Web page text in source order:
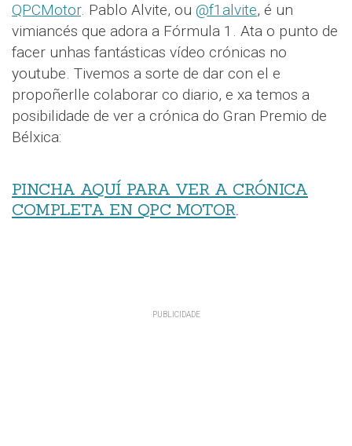
QPCMotor. Pablo Alvite, ou @f1alvite, é un
vimiancés que adora a Fórmula 1. Ata o punto de
facer unhas fantásticas vídeo crónicas no
youtube. Tivemos a sorte de dar con el e
propoñerlle colaborar co diario, e xa temos a
posibilidade de ver a crónica do Gran Premio de
Bélxica:
PINCHA AQUÍ PARA VER A CRÓNICA
COMPLETA EN QPC MOTOR.